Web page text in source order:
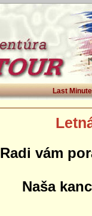
Last Minute
Radi vám
Naša